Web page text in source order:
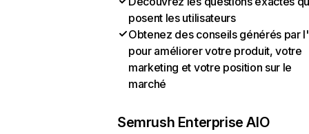
posent les utilisateurs
Obtenez des conseils générés par
pour améliorer votre produit, votre
marketing et votre position sur le
marché
Semrush Enterprise AIO